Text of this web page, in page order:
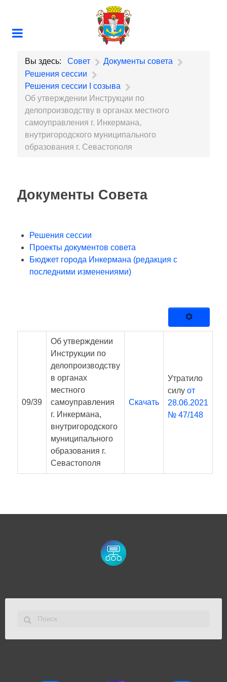
Вы здесь: Совет
Документы совета
Решения сессии
Решения сессии I созыва
Об утверждении Инструкции по
делопроизводству в органах местного
самоуправления г. Инкермана,
внутригородского муниципального
образования г. Севастополя
Документы Совета
Решения сессии
Проекты документов совета
Бюджет города Инкермана (редакция с
последними изменениями)
09/39
Об утверждении
Инструкции по
делопроизводству
в органах
местного
самоуправления
г. Инкермана,
внутригородского
муниципального
образования г.
Севастополя
Скачать
Утратило
силу от
28.06.2021
№ 47/148